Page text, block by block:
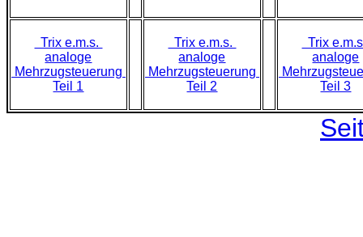
Trix e.m.s.
analoge
Mehrzugsteuerung
Teil 1
Trix e.m.s.
analoge
Mehrzugsteuerung
Teil 2
Trix
analoge
Teil 3